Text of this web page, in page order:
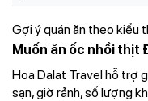
Gợi ý quán ăn theo kiểu
Muốn ăn ốc nhồi thịt
Hoa Dalat Travel hỗ trợ
sạn, giờ rảnh, số lượng